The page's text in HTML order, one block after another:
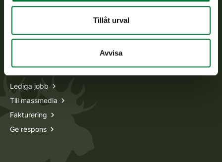
Tillåt urval
Avvisa
Oma riista -tjänsten
Ansökan om licenser och dispenser
Information om oss
Lediga jobb
Till massmedia
Fakturering
Ge respons